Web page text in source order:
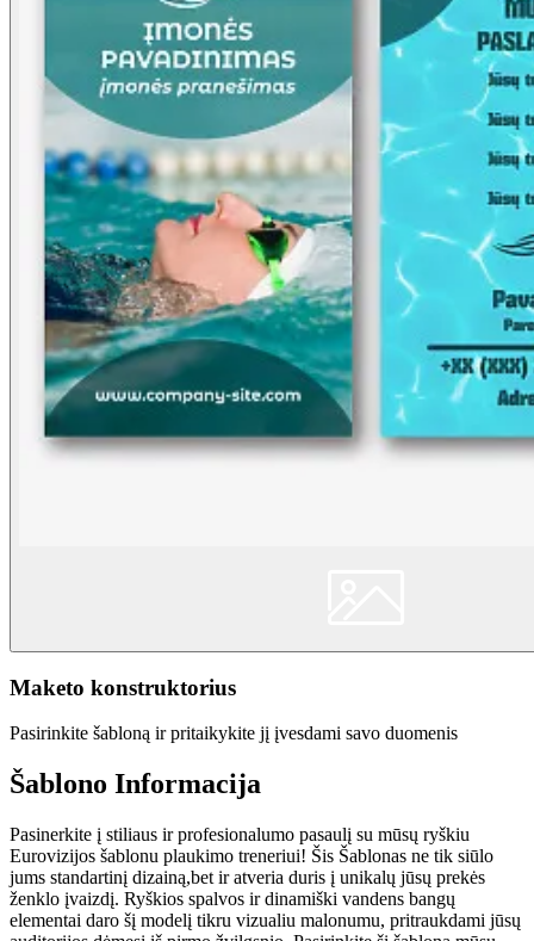
Maketo konstruktorius
Pasirinkite šabloną ir pritaikykite jį įvesdami savo duomenis
Šablono Informacija
Pasinerkite į stiliaus ir profesionalumo pasaulį su mūsų ryškiu
Eurovizijos šablonu plaukimo treneriui! Šis Šablonas ne tik siūlo
jums standartinį dizainą,bet ir atveria duris į unikalų jūsų prekės
ženklo įvaizdį. Ryškios spalvos ir dinamiški vandens bangų
elementai daro šį modelį tikru vizualiu malonumu, pritraukdami jūsų